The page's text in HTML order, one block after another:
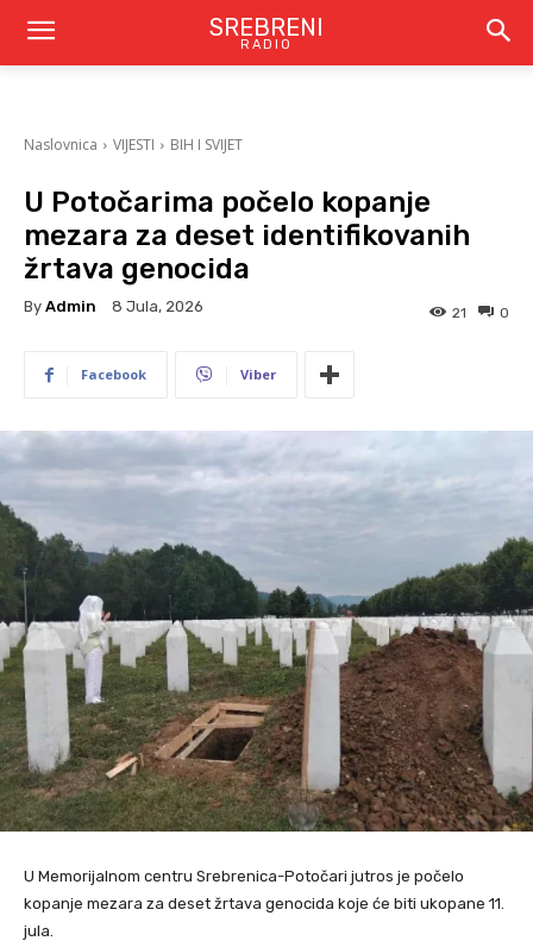
SREBRENI
RADIO
Naslovnica VIJESTI BIH I SVIJET
U Potočarima počelo kopanje
mezara za deset identifikovanih
žrtava genocida
By Admin 8 Jula, 2026 0
21
Facebook Viber
U Memorijalnom centru Srebrenica-Potočari jutros je počelo
kopanje mezara za deset žrtava genocida koje će biti ukopane 11.
jula.